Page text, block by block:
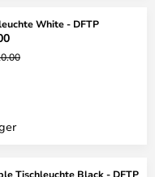
White - DFTP
Tischleuchte Black - DFTP